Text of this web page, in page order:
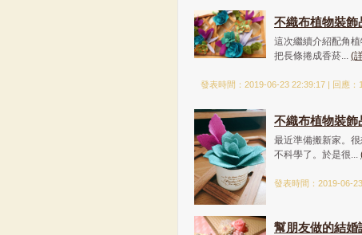
不織布植物裝飾
這次繼續介紹配角
把長條捲成香菸... (
發表時間：2019-06-23 22:39:17 | 回應：1
不織布植物裝飾
最近準備搬新家。
不科學了。於是很...
發表時間：2019-06-
幫朋友做的結婚